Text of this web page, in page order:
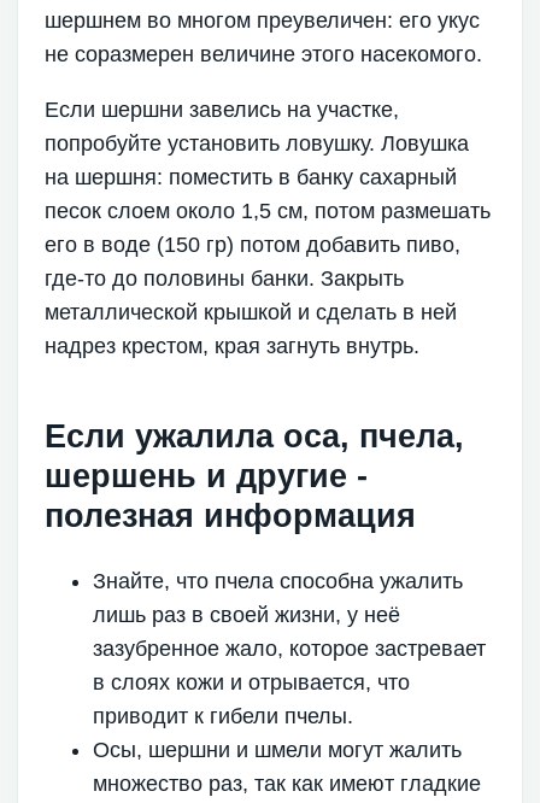
шершнем во многом преувеличен: его укус
не соразмерен величине этого насекомого.
Если шершни завелись на участке,
попробуйте установить ловушку. Ловушка
на шершня: поместить в банку сахарный
песок слоем около 1,5 см, потом размешать
его в воде (150 гр) потом добавить пиво,
где-то до половины банки. Закрыть
металлической крышкой и сделать в ней
надрез крестом, края загнуть внутрь.
Если ужалила оса, пчела,
шершень и другие -
полезная информация
Знайте, что пчела способна ужалить
лишь раз в своей жизни, у неё
зазубренное жало, которое застревает
в слоях кожи и отрывается, что
приводит к гибели пчелы.
Осы, шершни и шмели могут жалить
множество раз, так как имеют гладкие